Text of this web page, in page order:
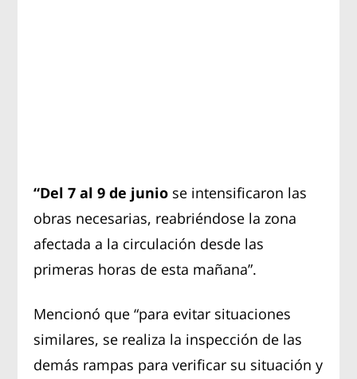
“Del 7 al 9 de junio se intensificaron las
obras necesarias, reabriéndose la zona
afectada a la circulación desde las
primeras horas de esta mañana”.
Mencionó que “para evitar situaciones
similares, se realiza la inspección de las
demás rampas para verificar su situación y